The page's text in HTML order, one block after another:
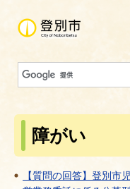
障がい
【質問の回答】登別市